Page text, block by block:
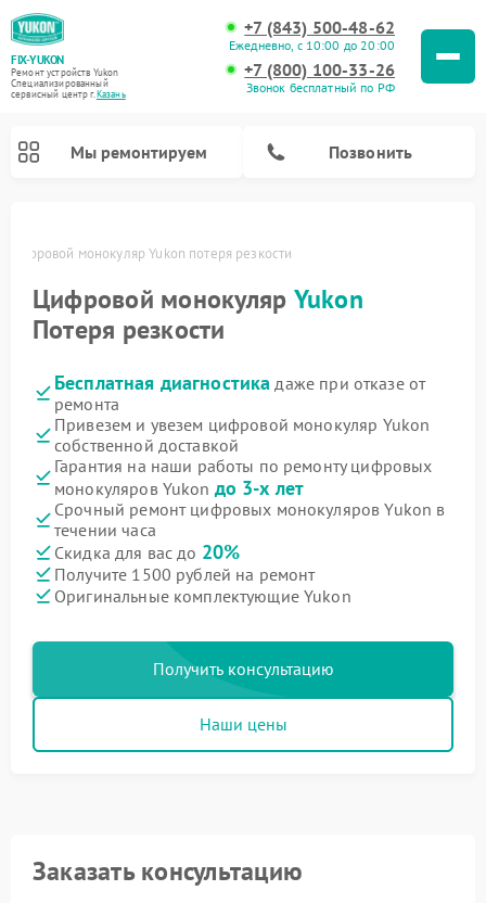
FIX-YUKON
Ремонт устройств Yukon
Специализированный
cервисный центр г.Казань
+7 (843) 500-48-62
Ежедневно, с 10:00 до 20:00
+7 (800) 100-33-26
Звонок бесплатный по РФ
Мы ремонтируем Позвонить
Цифровой монокуляр Yukon потеря резкости
Цифровой монокуляр Yukon
Потеря резкости
Бесплатная диагностика даже при отказе от
ремонта
Привезем и увезем цифровой монокуляр Yukon
собственной доставкой
Гарантия на наши работы по ремонту цифровых
монокуляров Yukon до 3-х лет
Срочный ремонт цифровых монокуляров Yukon в
течении часа
Скидка для вас до 20%
Получите 1500 рублей на ремонт
Оригинальные комплектующие Yukon
Получить консультацию
Наши цены
Заказать консультацию